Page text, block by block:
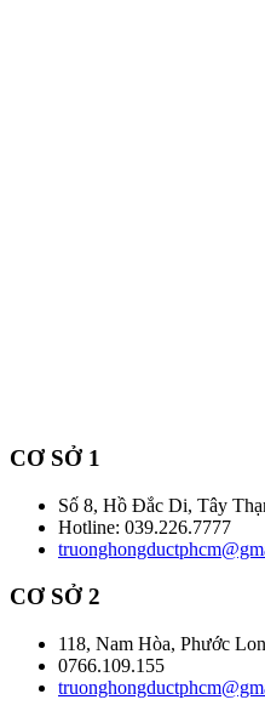
CƠ SỞ 1
Số 8, Hồ Đắc Di, Tây
Hotline: 039.226.7777
CƠ SỞ 2
118, Nam Hòa, Phước
0766.109.155